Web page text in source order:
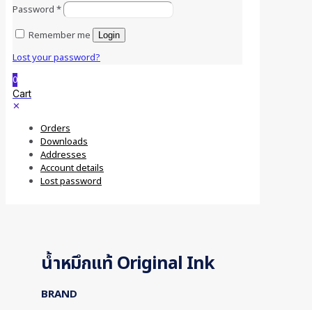
Password *
Remember me
Login
Lost your password?
0
Cart
✕
Orders
Downloads
Addresses
Account details
Lost password
น้ำหมึกแท้ Original Ink
BRAND